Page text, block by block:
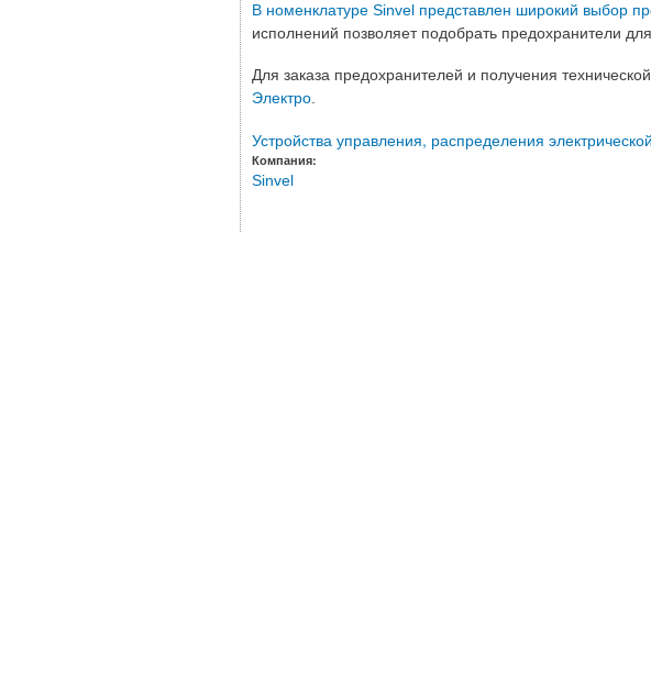
В номенклатуре Sinvel представлен широкий выбор
исполнений позволяет подобрать предохранители
Для заказа предохранителей и получения
Электро
Устройства управления, распределения
Компания:
Sinvel